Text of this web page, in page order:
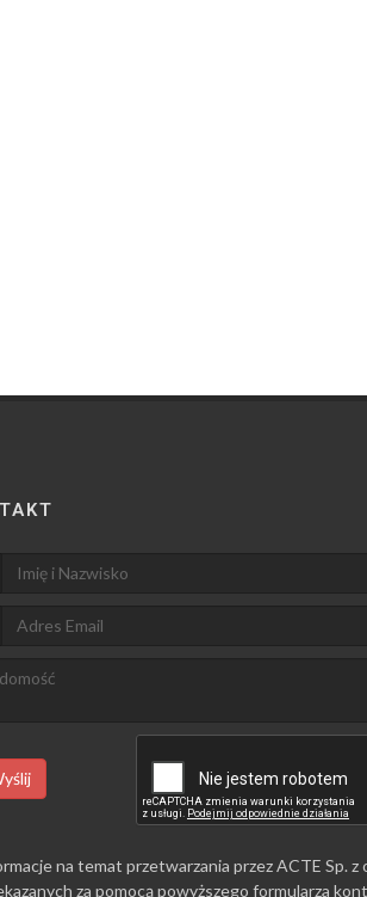
na temat przetwarzania przez ACTE Sp. z
za pomocą powyższego formularza